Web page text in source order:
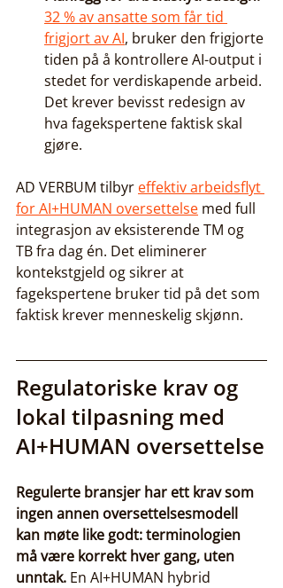
32 % av ansatte som får tid
frigjort av AI, bruker den frigjorte
tiden på å kontrollere AI-output i
stedet for verdiskapende arbeid.
Det krever bevisst redesign av
hva fagekspertene faktisk skal
gjøre.
AD VERBUM tilbyr effektiv arbeidsflyt
for AI+HUMAN oversettelse med full
integrasjon av eksisterende TM og
TB fra dag én. Det eliminerer
kontekstgjeld og sikrer at
fagekspertene bruker tid på det som
faktisk krever menneskelig skjønn.
Regulatoriske krav og
lokal tilpasning med
AI+HUMAN oversettelse
Regulerte bransjer har ett krav som
ingen annen oversettelsesmodell
kan møte like godt: terminologien
må være korrekt hver gang, uten
unntak. En AI+HUMAN hybrid